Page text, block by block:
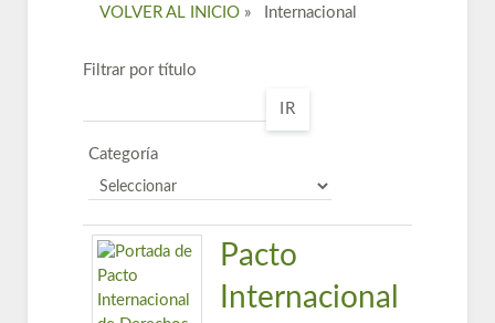
VOLVER AL INICIO » Internacional
Filtrar por título
IR
Categoría
Pacto
Internacional